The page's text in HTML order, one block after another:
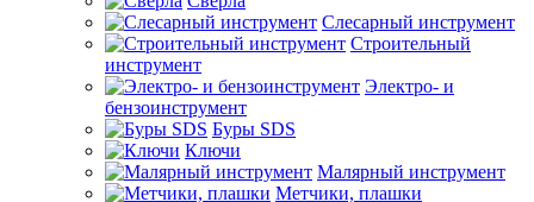
Слесарный инструмент
Строительный
инструмент
Электро- и
бензоинструмент
Буры SDS
Ключи
Малярный инструмент
Метчики, плашки